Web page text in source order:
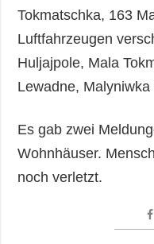
Tokmatschka, 163
Luftfahrzeugen
Huljajpole, Mala
Lewadne,
Es gab zwei
Wohnhäuser.
noch verletzt.